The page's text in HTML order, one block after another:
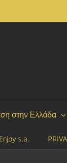
στην Ελλάδα
s.a.